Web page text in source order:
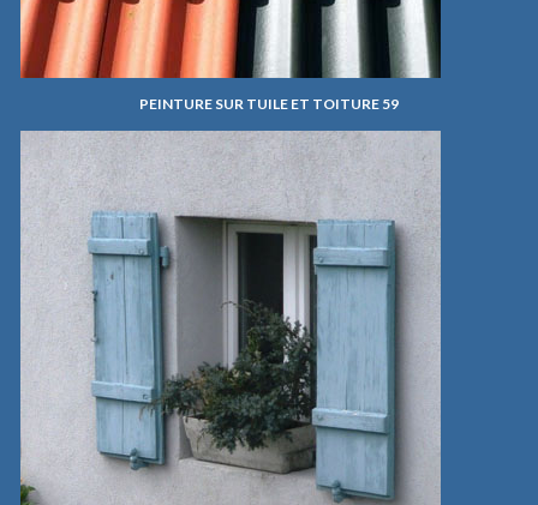
PEINTURE SUR TUILE ET TOITURE 59